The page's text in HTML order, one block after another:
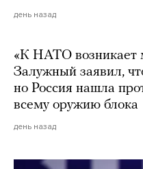
день назад
«К НАТО возникает
Залужный заявил,
но Россия нашла
всему оружию блока
день назад